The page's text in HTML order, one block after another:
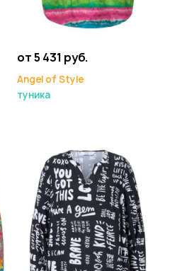
от 5 431 руб.
Angel of Style
туника